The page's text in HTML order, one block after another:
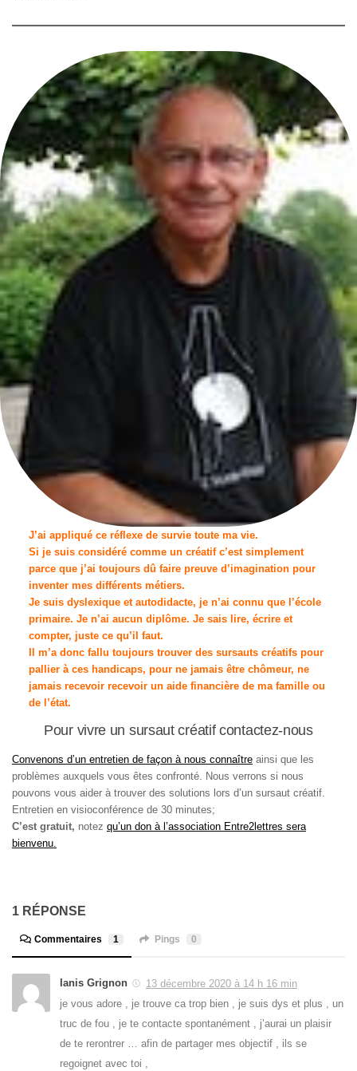
J’ai appliqué ce réflexe de survie toute ma vie.
Si je suis considéré comme un créatif c’est simplement
parce que j’ai toujours dû faire preuve d’imagination pour
inventer mes différents métiers.
Je suis dyslexique et autodidacte, je n’ai connu que l’école
primaire. Je n’ai aucun diplôme. Je sais lire, écrire et
compter, juste ce qu’il faut.
Il m’a donc fallu toujours trouver des sursauts créatifs pour
pallier à ces handicaps, pour ne jamais être chômeur, ne
jamais recevoir recevoir un aide financière de ma famille ou
de l’état.
Pour vivre un sursaut créatif contactez-nous
Convenons d’un entretien de façon à nous connaître ainsi que les
problèmes auxquels vous êtes confronté. Nous verrons si nous
pouvons vous aider à trouver des solutions lors d’un sursaut créatif.
Entretien en visioconférence de 30 minutes;
C’est gratuit, notez qu’un don à l’association Entre2lettres sera
bienvenu.
1 RÉPONSE
Commentaires 1 Pings 0
Ianis Grignon
13 décembre 2020 à 14 h 16 min
je vous adore , je trouve ca trop bien , je suis dys et plus , un
truc de fou , je te contacte spontanément , j’aurai un plaisir
de te rerontrer … afin de partager mes objectif , ils se
regoignet avec toi ,